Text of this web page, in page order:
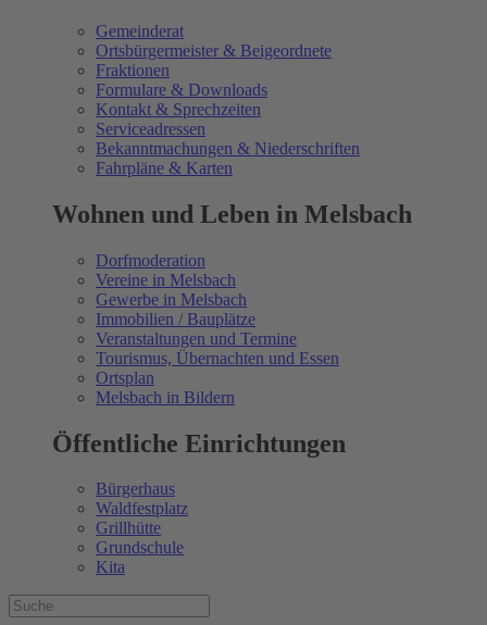
Gemeinderat
Ortsbürgermeister & Beigeordnete
Fraktionen
Formulare & Downloads
Kontakt & Sprechzeiten
Serviceadressen
Bekanntmachungen & Niederschriften
Fahrpläne & Karten
Wohnen und Leben in Melsbach
Dorfmoderation
Vereine in Melsbach
Gewerbe in Melsbach
Immobilien / Bauplätze
Veranstaltungen und Termine
Tourismus, Übernachten und Essen
Ortsplan
Melsbach in Bildern
Öffentliche Einrichtungen
Bürgerhaus
Waldfestplatz
Grillhütte
Grundschule
Kita